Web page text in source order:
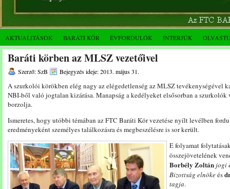
AKTUALITÁSOK BARÁTI KÖR ÉVFORDULÓK INTERJÚK
Baráti körben az MLSZ vezetőivel
Szerző: SzB Bejegyzés ideje: 2013. május 31.
A szurkolói körökben elég nagy az elégedetlenség az MLSZ tevékenységével
NBI-ből való jogtalan kizárása. Manapság a kedélyeket elsősorban a
borzolja.
Ismeretes, hogy utóbbi témában az FTC Baráti Kör vezetése nyílt levélben
eredményeként személyes találkozásra és megbeszélésre is sor került.
E folyamat
összejövetelének
Borbély Zoltán jogi
Bizottság elnökeés
tagja.